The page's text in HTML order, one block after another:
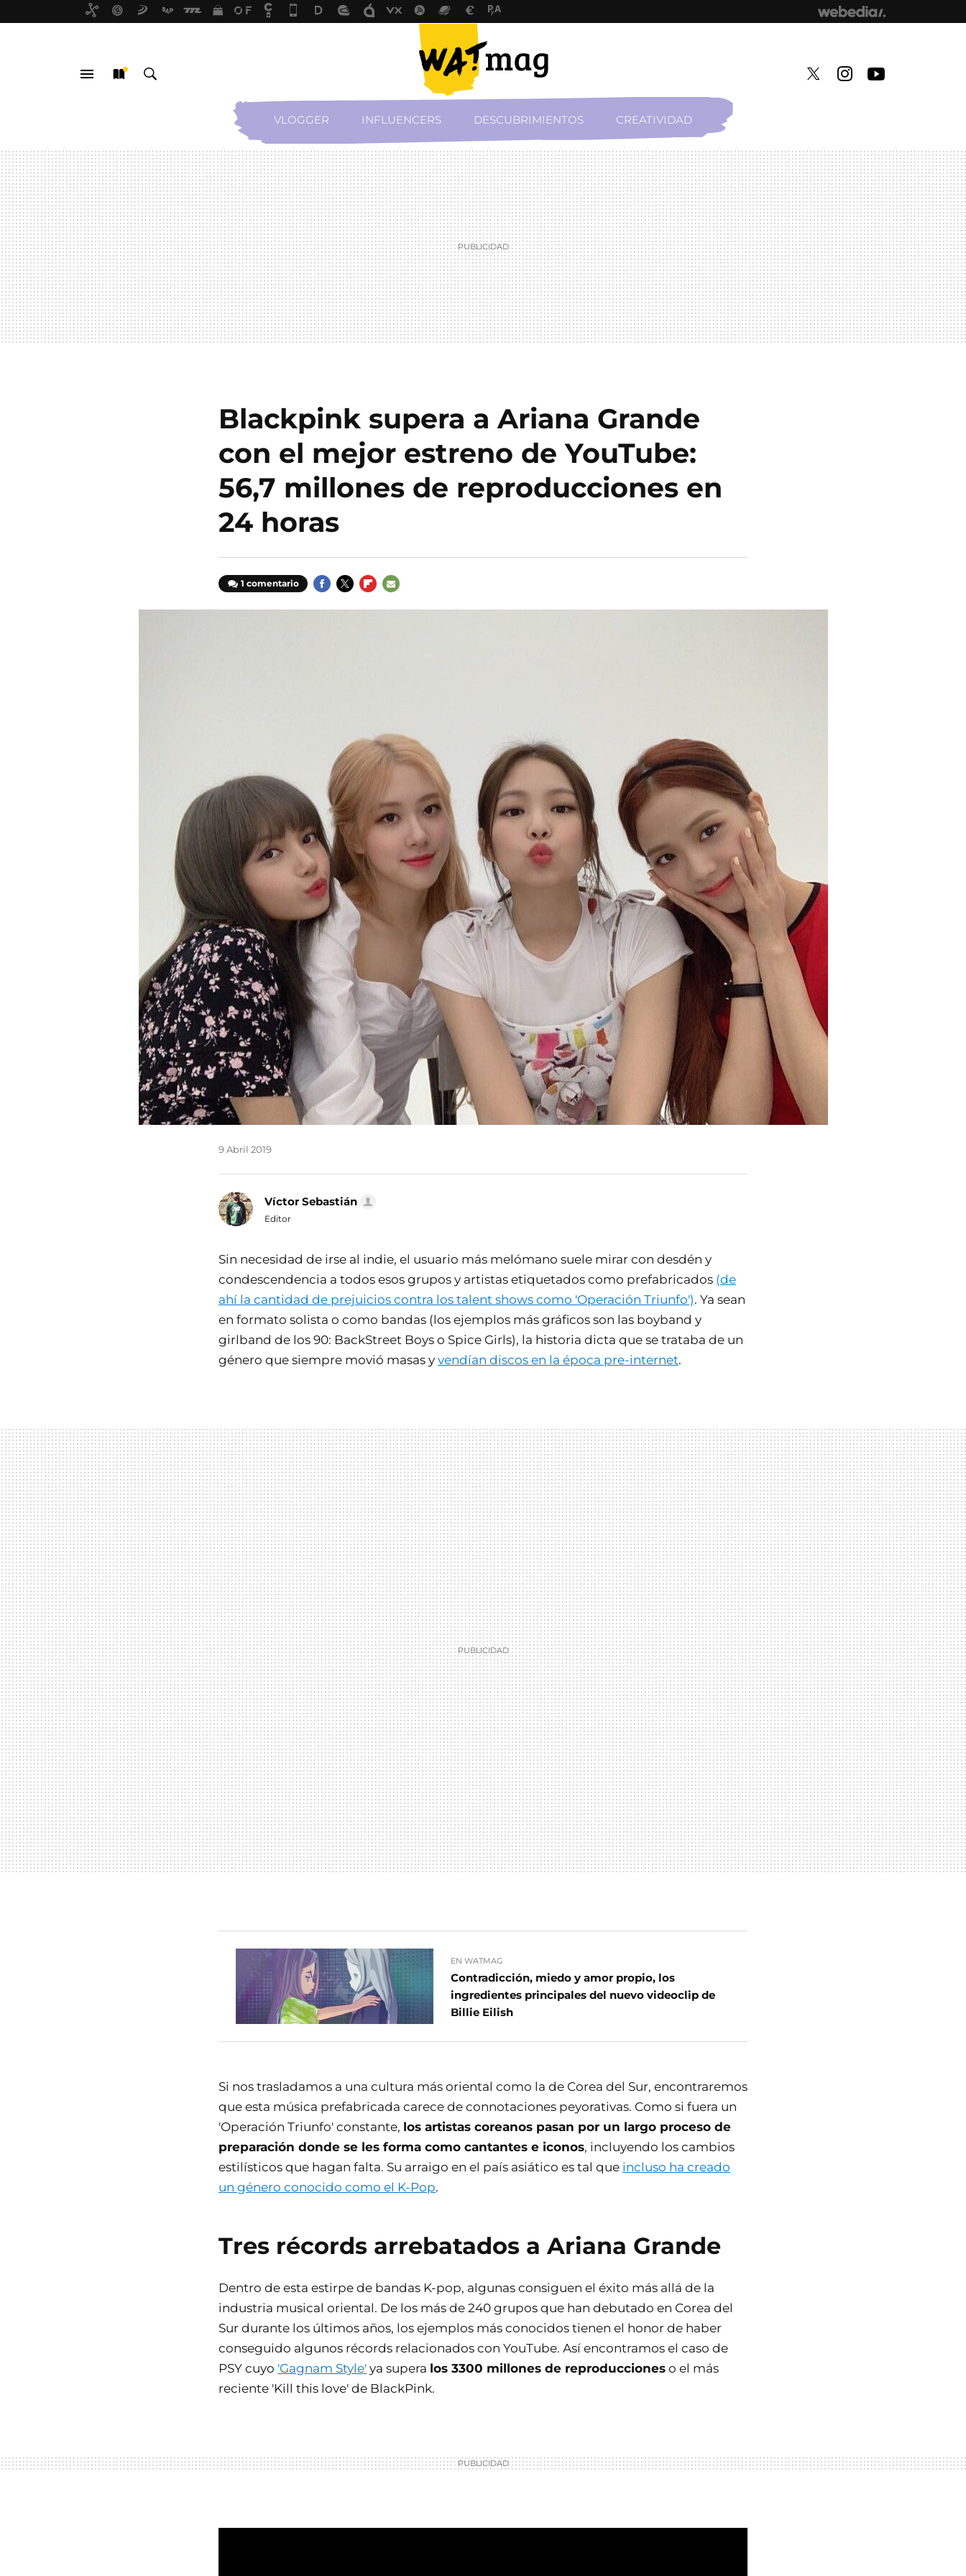
VLOGGER INFLUENCERS DESCUBRIMIENTOS CREATIVIDAD
Blackpink supera a Ariana Grande
con el mejor estreno de YouTube:
56,7 millones de reproducciones en
24 horas
1 comentario
9 Abril 2019
Víctor Sebastián
Editor
Sin necesidad de irse al indie, el usuario más melómano suele mirar con desdén y
condescendencia a todos esos grupos y artistas etiquetados como prefabricados (de
ahí la cantidad de prejuicios contra los talent shows como 'Operación Triunfo'). Ya sean
en formato solista o como bandas (los ejemplos más gráficos son las boyband y
girlband de los 90: BackStreet Boys o Spice Girls), la historia dicta que se trataba de un
género que siempre movió masas y vendían discos en la época pre-internet.
EN WATMAG
Contradicción, miedo y amor propio, los
ingredientes principales del nuevo videoclip de
Billie Eilish
Si nos trasladamos a una cultura más oriental como la de Corea del Sur, encontraremos
que esta música prefabricada carece de connotaciones peyorativas. Como si fuera un
'Operación Triunfo' constante, los artistas coreanos pasan por un largo proceso de
preparación donde se les forma como cantantes e iconos, incluyendo los cambios
estilísticos que hagan falta. Su arraigo en el país asiático es tal que incluso ha creado
un género conocido como el K-Pop.
Tres récords arrebatados a Ariana Grande
Dentro de esta estirpe de bandas K-pop, algunas consiguen el éxito más allá de la
industria musical oriental. De los más de 240 grupos que han debutado en Corea del
Sur durante los últimos años, los ejemplos más conocidos tienen el honor de haber
conseguido algunos récords relacionados con YouTube. Así encontramos el caso de
PSY cuyo 'Gagnam Style' ya supera los 3300 millones de reproducciones o el más
reciente 'Kill this love' de BlackPink.